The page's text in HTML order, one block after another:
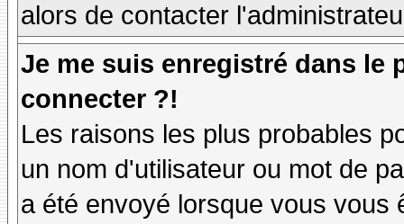
alors de contacter
Je me suis enregistré dans le
connecter ?!
Les raisons les plus probables
un nom d'utilisateur ou mot de
a été envoyé lorsque vous vous